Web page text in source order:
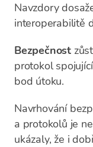
Navzdory
interoperabilitě
Bezpečnost
protokol
bod útoku.
Navrhování
a protokolů je
ukázaly, že i